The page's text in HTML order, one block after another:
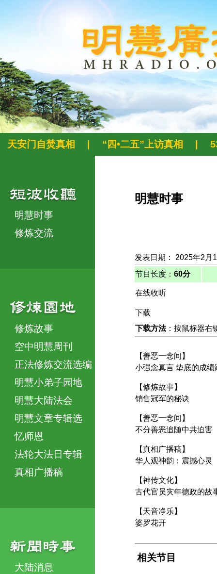
天安门自焚真相 “四•二五”上访真相
明慧时事
修炼交流
修炼故事
空中明慧周刊
正法修炼交流选编
明慧小弟子园地
明慧大陆法会
明慧文章专辑选
忆师恩
法轮大法日专辑
真相广播稿
大陆消息
明慧时事
发表日期： 2025年2月
节目长度： 60分
在线收听
下载
下载方法：按鼠标器右
【善恶一念间】
小强念真言 垫底的成绩
【修炼故事】
销售冠军的秘诀
【善恶一念间】
不分善恶追随中共迫
【真相广播稿】
华人观神韵：震撼心
【神传文化】
古代官员灾年德政的故
【天音净乐】
婆罗花开
相关节目